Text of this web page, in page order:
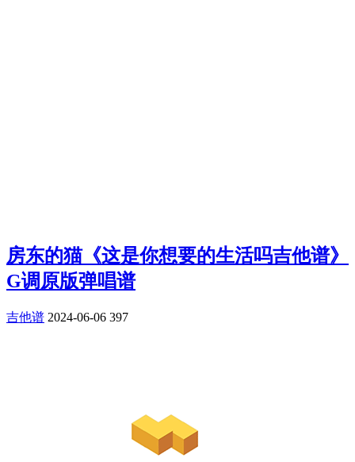
房东的猫《这是你想要的生活吗吉他谱》
G调原版弹唱谱
吉他谱 2024-06-06 397